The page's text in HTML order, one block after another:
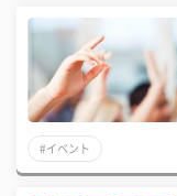
#イベント